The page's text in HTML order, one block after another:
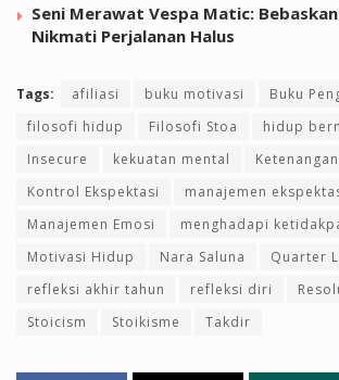
Seni Merawat Vespa Matic:
Nikmati Perjalanan Halus
Tags: afiliasi buku motivasi
Buku
filosofi hidup
Filosofi Stoa
hidup
Insecure
kekuatan mental
Kontrol Ekspektasi
manajemen
Manajemen Emosi
menghadapi
Motivasi Hidup
Nara Saluna
Quarter
refleksi akhir tahun
refleksi diri
Stoicism
Stoikisme Takdir